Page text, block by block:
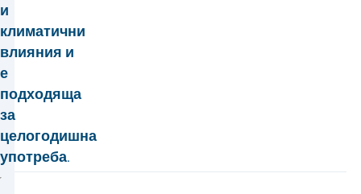
и
климатични
влияния и
е
подходяща
за
целогодишна
употреба.